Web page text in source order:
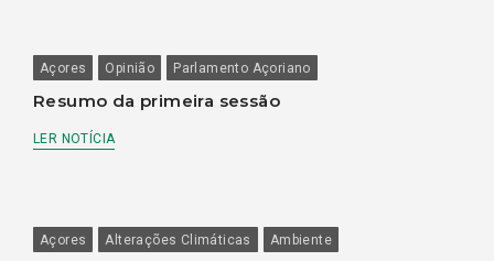
Açores Opinião Parlamento Açoriano
Resumo da primeira sessão
LER NOTÍCIA
Açores Alterações Climáticas Ambiente